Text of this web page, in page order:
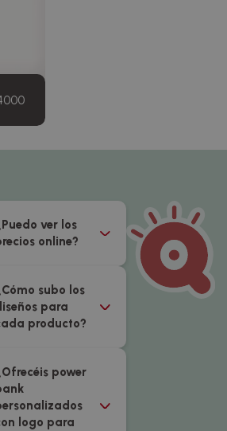
ver los
online?
subo los
para
producto?
power
logo para